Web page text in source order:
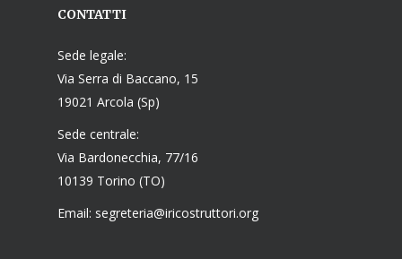
CONTATTI
Sede legale:
Via Serra di Baccano, 15
19021 Arcola (Sp)
Sede centrale:
Via Bardonecchia, 77/16
10139 Torino (TO)
Email: segreteria@iricostruttori.org